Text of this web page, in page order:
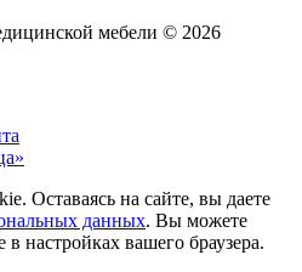
мебели © 2026
Оставаясь на сайте, вы даете
данных. Вы можете
в настройках вашего браузера.